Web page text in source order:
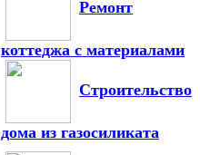
Ремонт
коттеджа с материалами
Строительство
дома из газосиликата